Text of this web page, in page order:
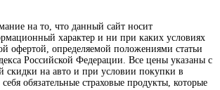
на то, что данный сайт носит
характер и ни при каких условиях
офертой, определяемой положениями статьи
Российской Федерации. Все цены указаны с
скидки на авто и при условии покупки в
обязательные страховые продукты, которые